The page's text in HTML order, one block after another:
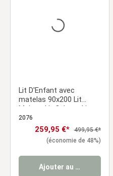
Lit D'Enfant avec
matelas 90x200 Lit
Maison Lit Cabane Lit
Montessori Lit Bois Gris
Tiroir
2076
Prix de vente :
259,95 €* Prix régulier :
499,95 €*
(économie de 48%)
Ajouter au panier